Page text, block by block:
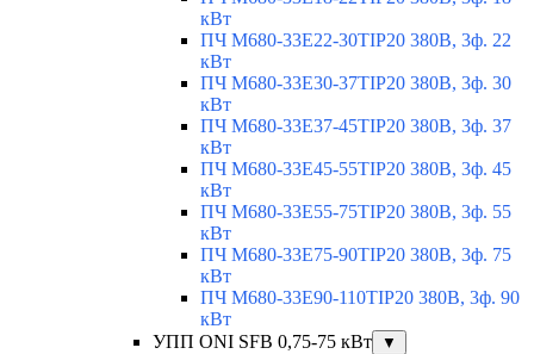
кВт
ПЧ M680-33E22-30TIP20 380В, 3ф. 22
кВт
ПЧ M680-33E30-37TIP20 380В, 3ф. 30
кВт
ПЧ M680-33E37-45TIP20 380В, 3ф. 37
кВт
ПЧ M680-33E45-55TIP20 380В, 3ф. 45
кВт
ПЧ M680-33E55-75TIP20 380В, 3ф. 55
кВт
ПЧ M680-33E75-90TIP20 380В, 3ф. 75
кВт
ПЧ M680-33E90-110TIP20 380В, 3ф. 90
кВт
УПП ONI SFB 0,75-75 кВт
▼